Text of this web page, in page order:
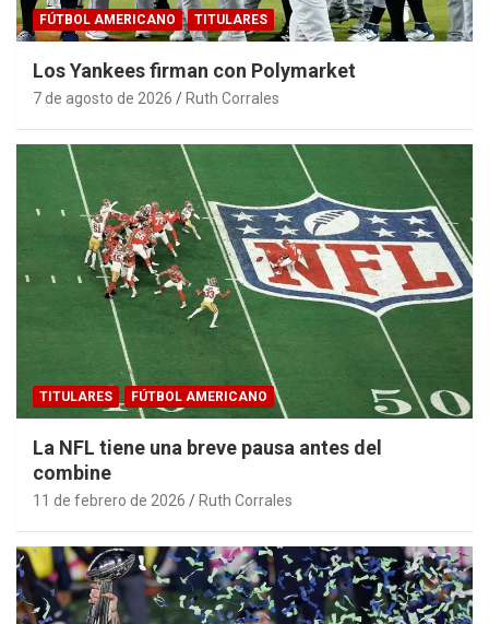
FÚTBOL AMERICANO TITULARES
Los Yankees firman con Polymarket
7 de agosto de 2026 Ruth Corrales
TITULARES FÚTBOL AMERICANO
La NFL tiene una breve pausa antes del
combine
11 de febrero de 2026 Ruth Corrales